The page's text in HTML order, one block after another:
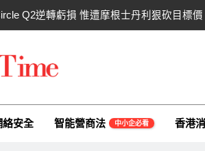
Q2逆轉虧損 惟遭摩根士丹利狠砍目標
阻力帶！50日SMA及斐波那契63,600美元
案道德條款談判陷僵局！Warren正式要求
、NFT、加密貨幣、元宇宙及金融科技
絡安全 智能營商法 中小企必看 香港